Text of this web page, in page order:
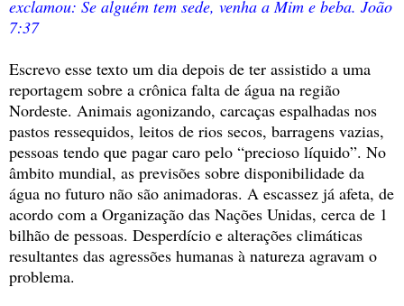
exclamou: Se alguém tem sede, venha a Mim e beba. João
7:37
Escrevo esse texto um dia depois de ter assistido a uma
reportagem sobre a crônica falta de água na região
Nordeste. Animais agonizando, carcaças espalhadas nos
pastos ressequidos, leitos de rios secos, barragens vazias,
pessoas tendo que pagar caro pelo “precioso líquido”. No
âmbito mundial, as previsões sobre disponibilidade da
água no futuro não são animadoras. A escassez já afeta, de
acordo com a Organização das Nações Unidas, cerca de 1
bilhão de pessoas. Desperdício e alterações climáticas
resultantes das agressões humanas à natureza agravam o
problema.